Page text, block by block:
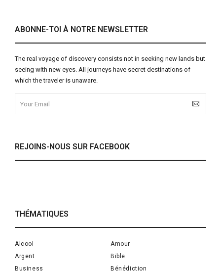
ABONNE-TOI À NOTRE NEWSLETTER
The real voyage of discovery consists not in seeking new lands but
seeing with new eyes. All journeys have secret destinations of
which the traveler is unaware.
REJOINS-NOUS SUR FACEBOOK
THÉMATIQUES
Alcool
Amour
Argent
Bible
Business
Bénédiction